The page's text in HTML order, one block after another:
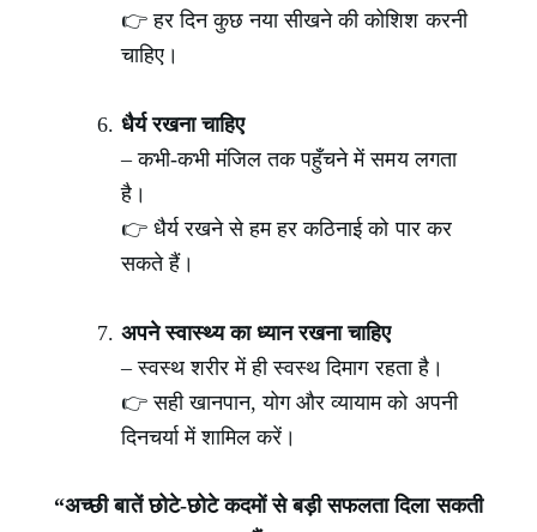
👉 हर दिन कुछ नया सीखने की कोशिश करनी
चाहिए।
धैर्य रखना चाहिए
– कभी-कभी मंजिल तक पहुँचने में समय लगता
है।
👉 धैर्य रखने से हम हर कठिनाई को पार कर
सकते हैं।
अपने स्वास्थ्य का ध्यान रखना चाहिए
– स्वस्थ शरीर में ही स्वस्थ दिमाग रहता है।
👉 सही खानपान, योग और व्यायाम को अपनी
दिनचर्या में शामिल करें।
“अच्छी बातें छोटे-छोटे कदमों से बड़ी सफलता दिला सकती